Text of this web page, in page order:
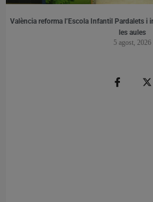
València reforma l’Escola Infantil Pardalets i
les aules
5 agost, 2026